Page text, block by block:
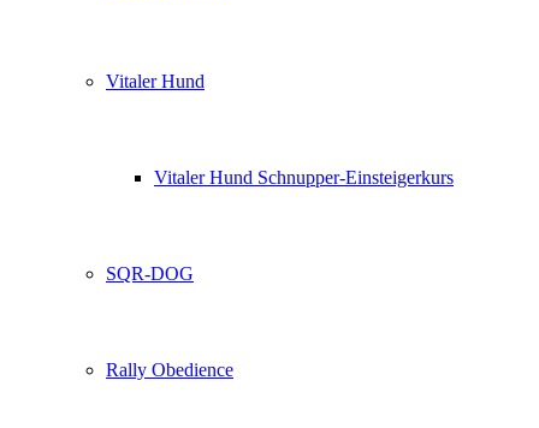
Vitaler Hund
Vitaler Hund Schnupper-Einsteigerkurs
SQR-DOG
Rally Obedience